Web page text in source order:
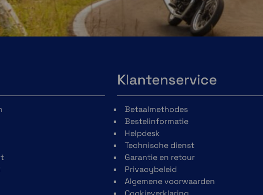
Klantenservice
Betaalmethodes
Bestelinformatie
Helpdesk
Technische dienst
Garantie en retour
Privacybeleid
Algemene voorwaarden